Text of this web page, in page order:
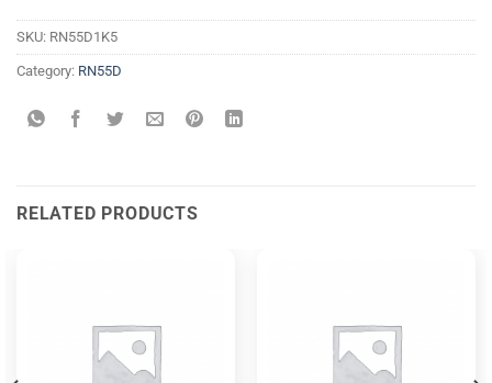
SKU: RN55D1K5
Category: RN55D
RELATED PRODUCTS